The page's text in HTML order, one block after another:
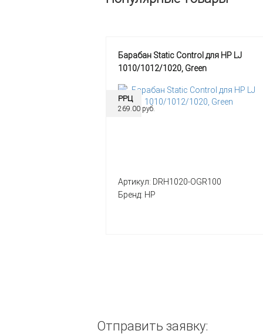
РРЦ
269.00 руб.
Барабан Static Control для HP LJ
1010/1012/1020, Green
Артикул: DRH1020-OGR100
Бренд: HP
Отправить заявку: